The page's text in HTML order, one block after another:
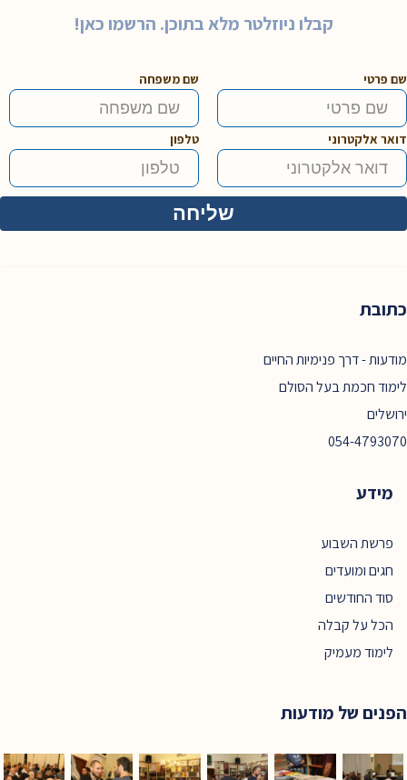
קבלו ניוזלטר מלא בתוכן. הרשמו כאן!
שם פרטי שם משפחה
דואר אלקטרוני טלפון
כתובת
מודעות - דרך פנימיות החיים
לימוד חכמת בעל הסולם
ירושלים
054-4793070
מידע
פרשת השבוע
חגים ומועדים
סוד החודשים
הכל על קבלה
לימוד מעמיק
הפנים של מודעות